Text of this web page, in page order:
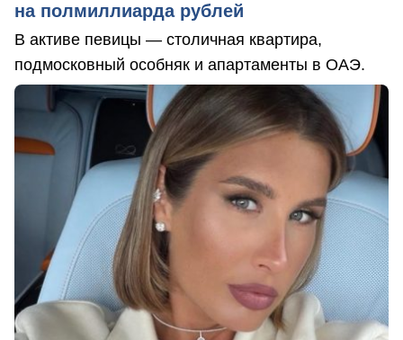
на полмиллиарда рублей
В активе певицы — столичная квартира,
подмосковный особняк и апартаменты в ОАЭ.